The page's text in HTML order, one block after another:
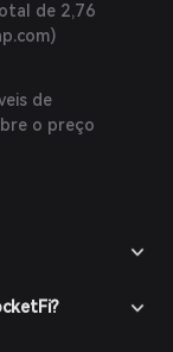
de 2,76
)
de
o preço